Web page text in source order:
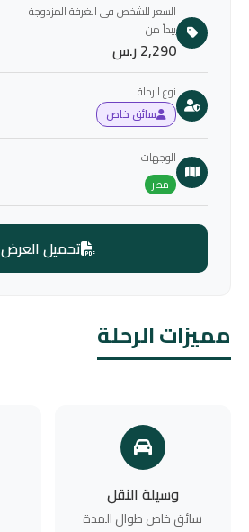
مميزات الرحلة
وسيلة النقل
سائق خاص طوال المدة
السعر للشخص فى الغرفة المزدوجة
يبدأ من
2,290 ر.س
نوع الرحلة
سائق خاص
الوجهات
مصر
تحميل العرض